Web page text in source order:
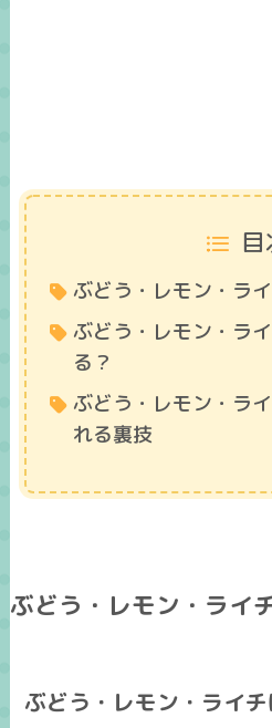
ぶどう・レモン・ラ
ぶどう・レモン・ラ
る？
ぶどう・レモン・ラ
れる裏技
ぶどう・レモン・ライ
ぶどう・レモン・ライチ